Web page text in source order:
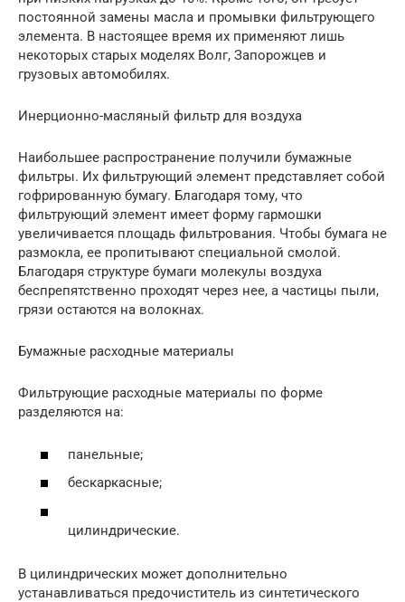
постоянной замены масла и промывки фильтрующего
элемента. В настоящее время их применяют лишь
некоторых старых моделях Волг, Запорожцев и
грузовых автомобилях.
Инерционно-масляный фильтр для воздуха
Наибольшее распространение получили бумажные
фильтры. Их фильтрующий элемент представляет собой
гофрированную бумагу. Благодаря тому, что
фильтрующий элемент имеет форму гармошки
увеличивается площадь фильтрования. Чтобы бумага не
размокла, ее пропитывают специальной смолой.
Благодаря структуре бумаги молекулы воздуха
беспрепятственно проходят через нее, а частицы пыли,
грязи остаются на волокнах.
Бумажные расходные материалы
Фильтрующие расходные материалы по форме
разделяются на:
панельные;
бескаркасные;
цилиндрические.
В цилиндрических может дополнительно
устанавливаться предочиститель из синтетического